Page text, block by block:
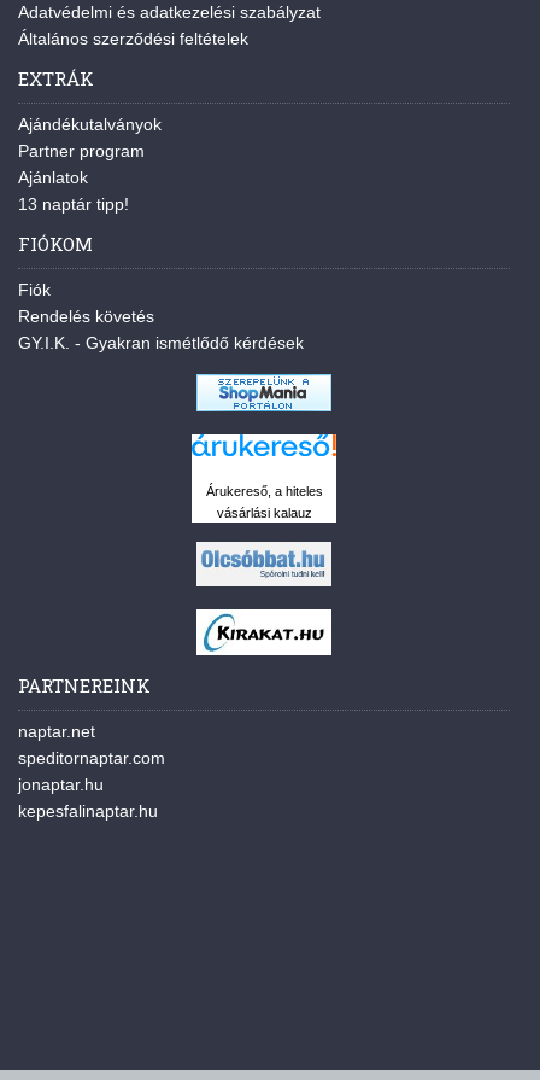
Adatvédelmi és adatkezelési szabályzat
Általános szerződési feltételek
EXTRÁK
Ajándékutalványok
Partner program
Ajánlatok
13 naptár tipp!
FIÓKOM
Fiók
Rendelés követés
GY.I.K. - Gyakran ismétlődő kérdések
Árukereső, a hiteles
vásárlási kalauz
PARTNEREINK
naptar.net
speditornaptar.com
jonaptar.hu
kepesfalinaptar.hu